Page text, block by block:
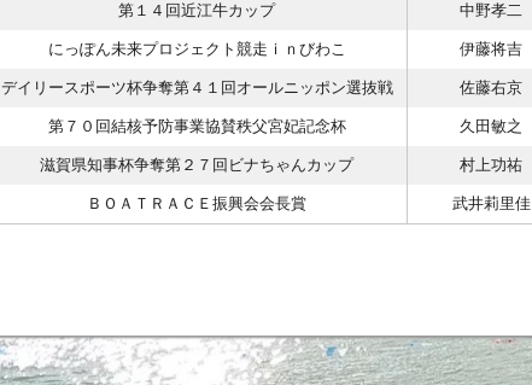
第１４回近江牛カップ 中野孝二
にっぽん未来プロジェクト競走ｉｎびわこ 伊藤将吉
デイリースポーツ杯争奪第４１回オールニッポン選抜戦 佐藤右京
第７０回結核予防事業協賛秩父宮妃記念杯 久田敏之
滋賀県知事杯争奪第２７回ビナちゃんカップ 村上功祐
ＢＯＡＴＲＡＣＥ振興会会長賞 武井莉里佳